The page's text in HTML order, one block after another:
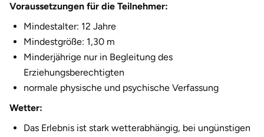
Voraussetzungen für die Teilnehmer:
Mindestalter: 12 Jahre
Mindestgröße: 1,30 m
Minderjährige nur in Begleitung des
Erziehungsberechtigten
normale physische und psychische Verfassung
Wetter:
Das Erlebnis ist stark wetterabhängig, bei ungünstigen